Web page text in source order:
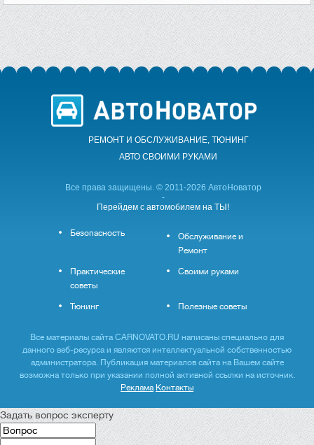
РЕМОНТ И ОБСЛУЖИВАНИЕ, ТЮНИНГ
АВТО CВОИМИ РУКАМИ
Все права защищены. © 2011-2026 АвтоНоватор
-
Перейдем с автомобилем на ТЫ!
Безопасность
Обслуживание и
Ремонт
Практические
советы
Своими руками
Тюнинг Полезные советы
Все материалы сайта CARNOVATO.RU написаны специально для
данного веб-ресурса и являются интеллектуальной собственностью
администратора. Публикация материалов сайта на Вашем сайте
возможна только при указании полной активной ссылки на источник.
Реклама Контакты
Задать вопрос эксперту